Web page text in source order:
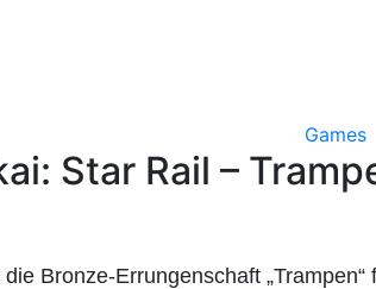
Games
Star Rail –
Bronze-Errungenschaft „Trampen“